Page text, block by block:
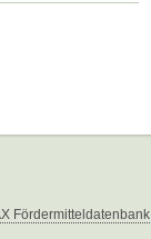
Fördermitteldatenbank